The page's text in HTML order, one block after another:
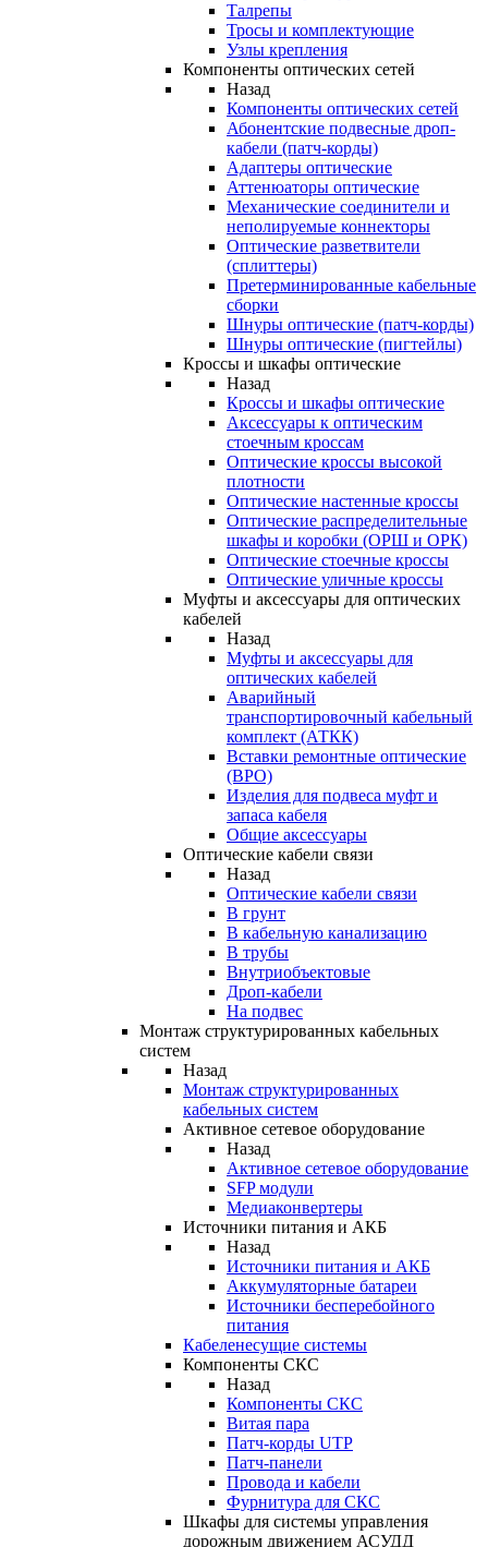
Талрепы
Тросы и комплектующие
Узлы крепления
Компоненты оптических сетей
Назад
Компоненты оптических сетей
Абонентские подвесные дроп-
кабели (патч-корды)
Адаптеры оптические
Аттенюаторы оптические
Механические соединители и
неполируемые коннекторы
Оптические разветвители
(сплиттеры)
Претерминированные кабельные
сборки
Шнуры оптические (патч-корды)
Шнуры оптические (пигтейлы)
Кроссы и шкафы оптические
Назад
Кроссы и шкафы оптические
Аксессуары к оптическим
стоечным кроссам
Оптические кроссы высокой
плотности
Оптические настенные кроссы
Оптические распределительные
шкафы и коробки (ОРШ и ОРК)
Оптические стоечные кроссы
Оптические уличные кроссы
Муфты и аксессуары для оптических
кабелей
Назад
Муфты и аксессуары для
оптических кабелей
Аварийный
транспортировочный кабельный
комплект (АТКК)
Вставки ремонтные оптические
(ВРО)
Изделия для подвеса муфт и
запаса кабеля
Общие аксессуары
Оптические кабели связи
Назад
Оптические кабели связи
В грунт
В кабельную канализацию
В трубы
Внутриобъектовые
Дроп-кабели
На подвес
Монтаж структурированных кабельных
систем
Назад
Монтаж структурированных
кабельных систем
Активное сетевое оборудование
Назад
Активное сетевое оборудование
SFP модули
Медиаконвертеры
Источники питания и АКБ
Назад
Источники питания и АКБ
Аккумуляторные батареи
Источники бесперебойного
питания
Кабеленесущие системы
Компоненты СКС
Назад
Компоненты СКС
Витая пара
Патч-корды UTP
Патч-панели
Провода и кабели
Фурнитура для СКС
Шкафы для системы управления
дорожным движением АСУДД